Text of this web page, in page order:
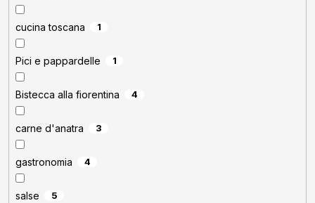
cucina toscana 1
Pici e pappardelle 1
Bistecca alla fiorentina 4
carne d'anatra 3
gastronomia 4
salse 5